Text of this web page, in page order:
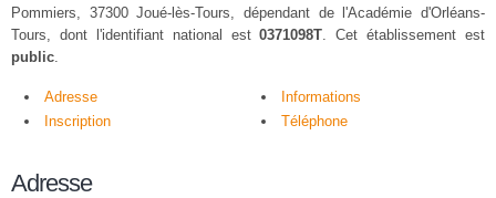
Pommiers, 37300 Joué-lès-Tours, dépendant de l'Académie d'Orléans-
Tours, dont l'identifiant national est0371098T. Cet établissement est
public.
Adresse
Informations
Inscription
Téléphone
Adresse